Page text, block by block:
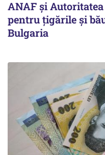
ANAF și
pentru țigările și
Bulgaria